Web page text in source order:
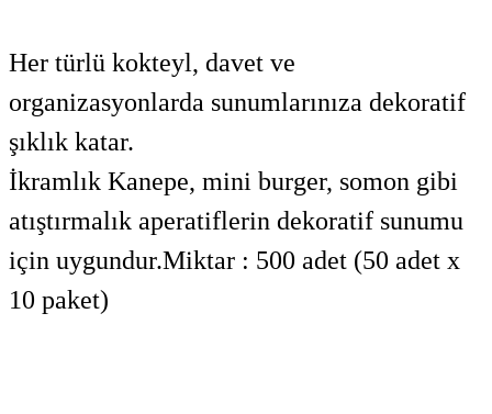
Her türlü kokteyl, davet ve
organizasyonlarda sunumlarınıza dekoratif
şıklık katar.
İkramlık Kanepe, mini burger, somon gibi
atıştırmalık aperatiflerin dekoratif sunumu
için uygundur.Miktar : 500 adet (50 adet x
10 paket)